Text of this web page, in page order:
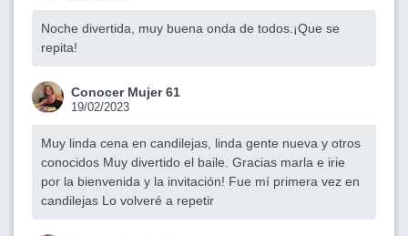
Noche divertida, muy buena onda de todos.¡Que se
repita!
Conocer Mujer 61
19/02/2023
Muy linda cena en candilejas, linda gente nueva y otros
conocidos Muy divertido el baile. Gracias marla e irie
por la bienvenida y la invitación! Fue mí primera vez en
candilejas Lo volveré a repetir